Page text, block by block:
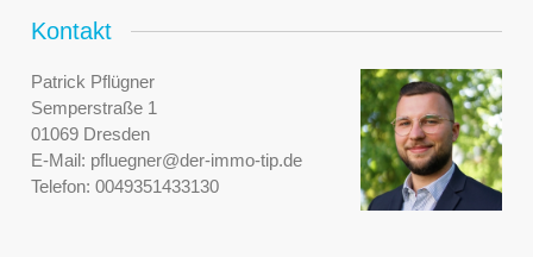
Kontakt
Patrick Pflügner
Semperstraße 1
01069 Dresden
E-Mail: pfluegner@der-immo-tip.de
Telefon: 0049351433130